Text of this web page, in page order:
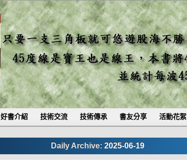
好書介紹 技術交流 技術傳承 書友分享 活動花絮
Daily Archive: 2025-06-19